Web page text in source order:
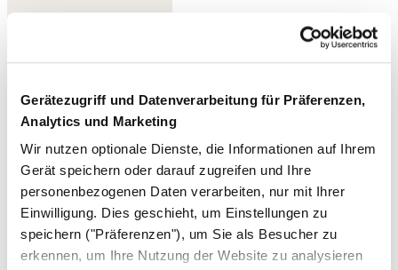
Gerätezugriff und Datenverarbeitung für Präferenzen,
Analytics und Marketing
Wir nutzen optionale Dienste, die Informationen auf Ihrem
Gerät speichern oder darauf zugreifen und Ihre
personenbezogenen Daten verarbeiten, nur mit Ihrer
Einwilligung. Dies geschieht, um Einstellungen zu
speichern ("Präferenzen"), um Sie als Besucher zu
erkennen, um Ihre Nutzung der Website zu analysieren